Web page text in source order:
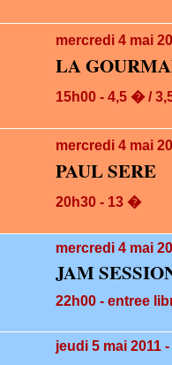
mercredi 4 mai
LA
15h00 - 4,5 � /
mercredi 4 mai
PAUL SERE
20h30 - 13 �
mercredi 4 mai
JAM
22h00 - entree
jeudi 5 mai 2011